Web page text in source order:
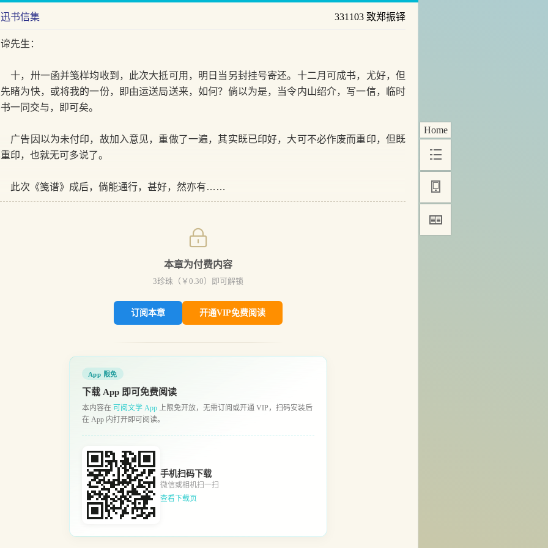
Home
书信集 331103 致郑振铎
先生：
卅一函并笺样均收到，此次大抵可用，明日当另封挂号寄还。十二月可成书，尤好，但
睹为快，或将我的一份，即由运送局送来，如何？倘以为是，当令内山绍介，写一信，临时
一同交与，即可矣。
因以为未付印，故加入意见，重做了一遍，其实既已印好，大可不必作废而重印，但既
印，也就无可多说了。
次《笺谱》成后，倘能通行，甚好，然亦有……
本章为付费内容
3珍珠（￥ 0.30）即可解锁
订阅本章 开通VIP免费阅读
App 限免
下载 App 即可免费阅读
本内容在 可阅文学 App 上限免开放，无需订阅或开通 VIP，扫码安装后
在 App 内打开即可阅读。
手机扫码下载
微信或相机扫一扫
查看下载页